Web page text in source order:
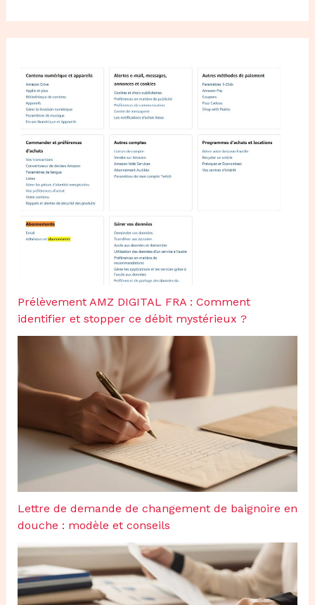
Prélèvement AMZ DIGITAL FRA : Comment
identifier et stopper ce débit mystérieux ?
Lettre de demande de changement de baignoire en
douche : modèle et conseils